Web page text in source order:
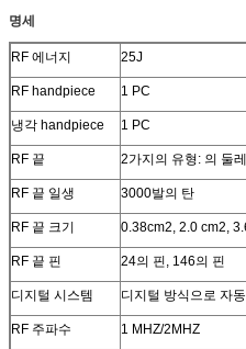
명세
RF 에너지 25J
RF handpiece 1 PC
냉각 handpiece 1 PC
RF 끝 2가지의 유형: 의 둘
RF 끝 일생 3000발의 탄
RF 끝 크기 0.38cm2, 2.0 cm2,
RF 끝 핀 24의 핀, 146의 핀
디지털 시스템 디지털 방식으로 자동
RF 주파수 1 MHZ/2MHZ